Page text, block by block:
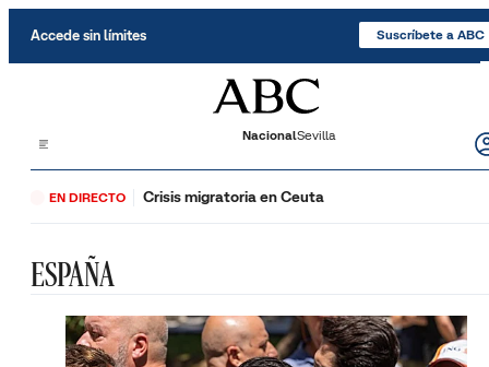
Accede sin límites Suscríbete a ABC
NacionalSevilla
EN DIRECTO Crisis migratoria en Ceuta
ESPAÑA